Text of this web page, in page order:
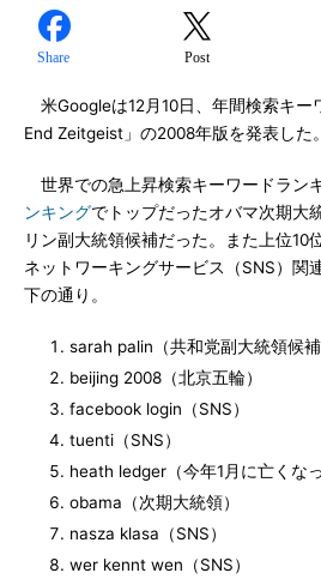
Share Post
米Googleは12月10日、年間検索キー
End Zeitgeist」の2008年版を発表した。
世界での急上昇検索キーワードランキ
ンキングでトップだったオバマ次期大
リン副大統領候補だった。また上位10
ネットワーキングサービス（SNS）関
下の通り。
sarah palin（共和党副大統領候補
beijing 2008（北京五輪）
facebook login（SNS）
tuenti（SNS）
heath ledger（今年1月に亡くな
obama（次期大統領）
nasza klasa（SNS）
wer kennt wen（SNS）